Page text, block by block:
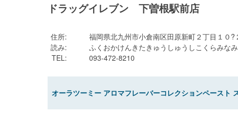
ドラッグイレブン 下曽根駅前店
住所:
福岡県北九州市小倉南区田原新町２丁目１０?
読み:
ふくおかけんきたきゅうしゅうしこくらみな
TEL: 093-472-8210
オーラツーミー アロマフレーバーコレクションペースト